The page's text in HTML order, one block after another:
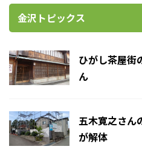
金沢トピックス
ひがし茶屋街
ん
五木寛之さん
が解体